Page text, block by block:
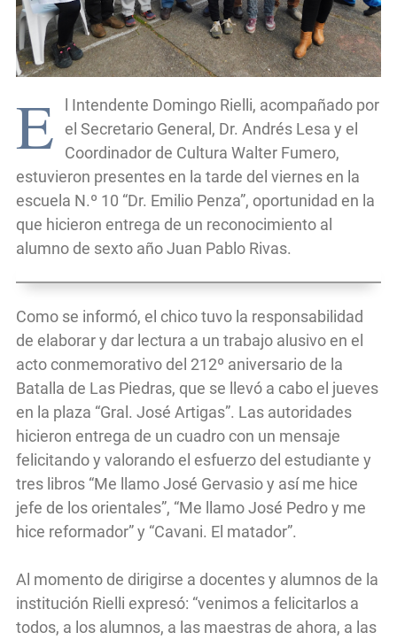
E
l Intendente Domingo Rielli, acompañado por
el Secretario General, Dr. Andrés Lesa y el
Coordinador de Cultura Walter Fumero,
estuvieron presentes en la tarde del viernes en la
escuela N.º 10 “Dr. Emilio Penza”, oportunidad en la
que hicieron entrega de un reconocimiento al
alumno de sexto año Juan Pablo Rivas.
Como se informó, el chico tuvo la responsabilidad
de elaborar y dar lectura a un trabajo alusivo en el
acto conmemorativo del 212º aniversario de la
Batalla de Las Piedras, que se llevó a cabo el jueves
en la plaza “Gral. José Artigas”. Las autoridades
hicieron entrega de un cuadro con un mensaje
felicitando y valorando el esfuerzo del estudiante y
tres libros “Me llamo José Gervasio y así me hice
jefe de los orientales”, “Me llamo José Pedro y me
hice reformador” y “Cavani. El matador”.
Al momento de dirigirse a docentes y alumnos de la
institución Rielli expresó: “venimos a felicitarlos a
todos, a los alumnos, a las maestras de ahora, a las